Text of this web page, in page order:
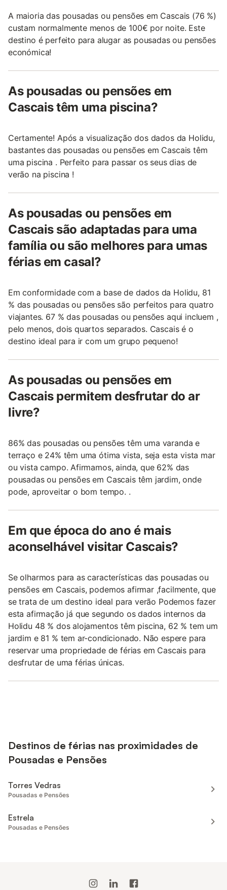
A maioria das pousadas ou pensões em Cascais (76 %)
custam normalmente menos de 100€ por noite. Este
destino é perfeito para alugar as pousadas ou pensões
económica!
As pousadas ou pensões em
Cascais têm uma piscina?
Certamente! Após a visualização dos dados da Holidu,
bastantes das pousadas ou pensões em Cascais têm
uma piscina . Perfeito para passar os seus dias de
verão na piscina !
As pousadas ou pensões em
Cascais são adaptadas para uma
família ou são melhores para umas
férias em casal?
Em conformidade com a base de dados da Holidu, 81
% das pousadas ou pensões são perfeitos para quatro
viajantes. 67 % das pousadas ou pensões aqui incluem ,
pelo menos, dois quartos separados. Cascais é o
destino ideal para ir com um grupo pequeno!
As pousadas ou pensões em
Cascais permitem desfrutar do ar
livre?
86% das pousadas ou pensões têm uma varanda e
terraço e 24% têm uma ótima vista, seja esta vista mar
ou vista campo. Afirmamos, ainda, que 62% das
pousadas ou pensões em Cascais têm jardim, onde
pode, aproveitar o bom tempo. .
Em que época do ano é mais
aconselhável visitar Cascais?
Se olharmos para as características das pousadas ou
pensões em Cascais, podemos afirmar ,facilmente, que
se trata de um destino ideal para verão Podemos fazer
esta afirmação já que segundo os dados internos da
Holidu 48 % dos alojamentos têm piscina, 62 % tem um
jardim e 81 % tem ar-condicionado. Não espere para
reservar uma propriedade de férias em Cascais para
desfrutar de uma férias únicas.
Destinos de férias nas proximidades de
Pousadas e Pensões
Torres Vedras
Pousadas e Pensões
Estrela
Pousadas e Pensões